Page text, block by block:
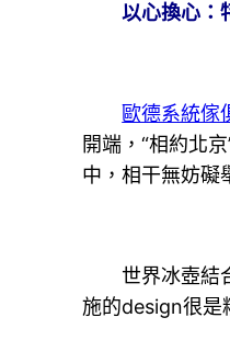
以心換心：特
歐德系統傢
開端，“相約北
中，相干無妨礙
世界冰壺結合
施的design很是